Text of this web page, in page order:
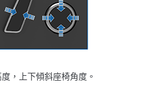
，上下傾斜座椅角度。